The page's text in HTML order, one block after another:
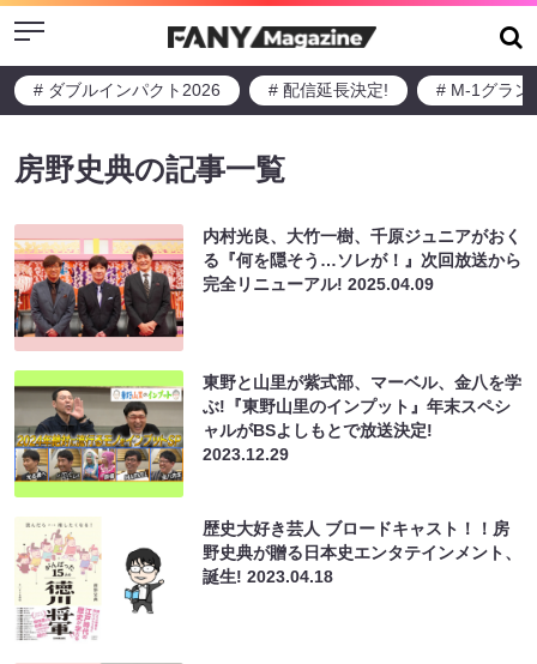
Menu
# ダブルインパクト2026 # 配信延長決定! # M-1グラン
房野史典の記事一覧
内村光良、大竹一樹、千原ジュニアがおく
る『何を隠そう…ソレが！』次回放送から
完全リニューアル!2025.04.09
東野と山里が紫式部、マーベル、金八を学
ぶ!『東野山里のインプット』年末スペシ
ャルがBSよしもとで放送決定!
2023.12.29
歴史大好き芸人 ブロードキャスト！！房
野史典が贈る日本史エンタテインメント、
誕生!2023.04.18